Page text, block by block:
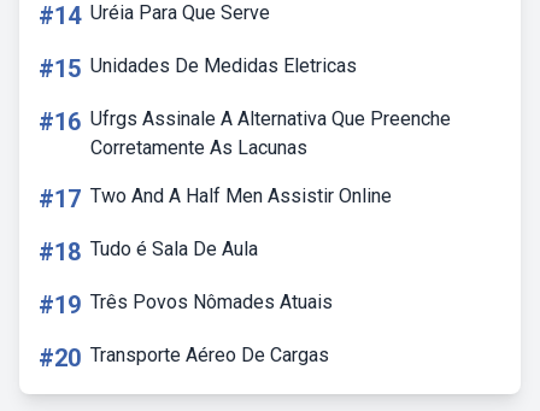
#14 Uréia Para Que Serve
#15 Unidades De Medidas Eletricas
#16 Ufrgs Assinale A Alternativa Que Preenche
Corretamente As Lacunas
#17 Two And A Half Men Assistir Online
#18 Tudo é Sala De Aula
#19 Três Povos Nômades Atuais
#20 Transporte Aéreo De Cargas